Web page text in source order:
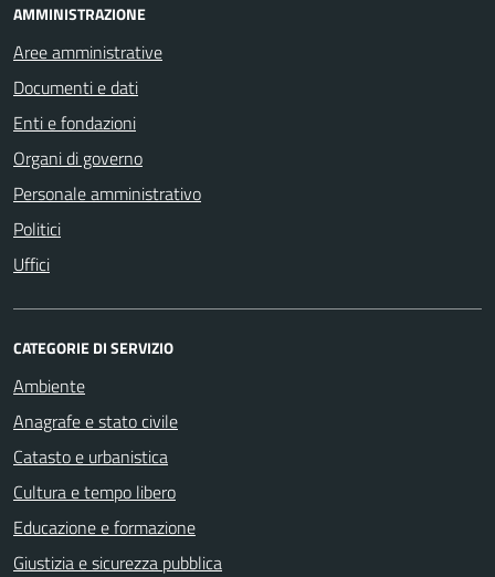
AMMINISTRAZIONE
Aree amministrative
Documenti e dati
Enti e fondazioni
Organi di governo
Personale amministrativo
Politici
Uffici
CATEGORIE DI SERVIZIO
Ambiente
Anagrafe e stato civile
Catasto e urbanistica
Cultura e tempo libero
Educazione e formazione
Giustizia e sicurezza pubblica